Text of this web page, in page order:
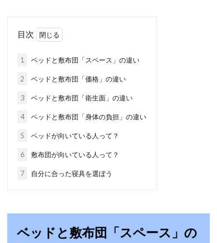
ベッドマットレスを購入する際は、どのメーカ
ーが自分に最も適しているのか、事前に把握し
ベッドの収納は自作できる？お部屋
の収納力をupさせよう！
ベッドの上は、ただ眠るだけで使っている方
と、眠る前にくつろいだり読書をしたりする方
に分かれますよね...
目次
1 ベッドと敷布団「スペース」の違い
2 ベッドと敷布団「価格」の違い
3 ベッドと敷布団「衛生面」の違い
4 ベッドと敷布団「身体の負担」の違い
5 ベッドが向いている人って？
6 敷布団が向いている人って？
7 自分に合った寝具を選ぼう
ベッドと敷布団「スペース」の